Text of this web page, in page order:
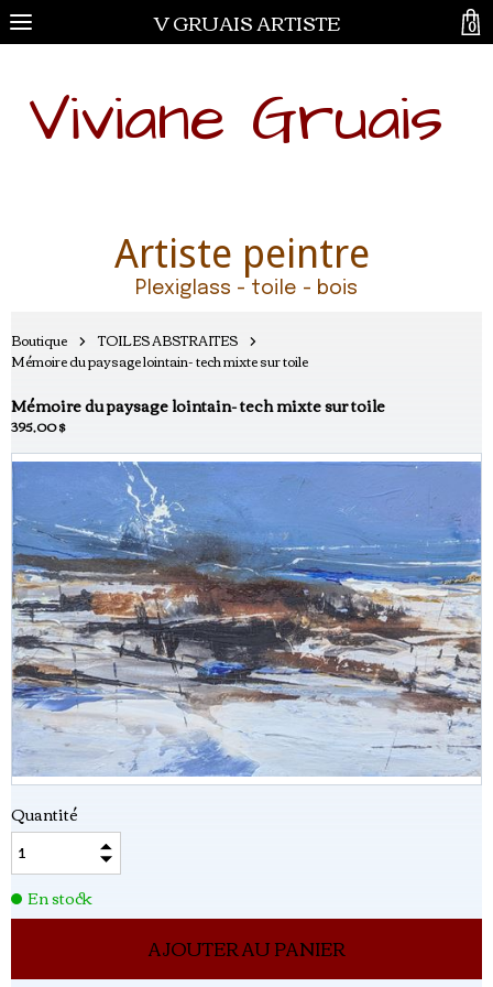
V GRUAIS ARTISTE
Viviane Gruais
Artiste peintre
Plexiglass - toile - bois
Boutique
TOILES ABSTRAITES
Mémoire du paysage lointain- tech mixte sur toile
Mémoire du paysage lointain- tech mixte sur toile
395,00 $
Quantité
En stock
0